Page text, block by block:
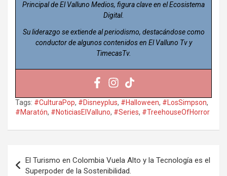
Principal de El Valluno Medios, figura clave en el Ecosistema
Digital.
Su liderazgo se extiende al periodismo, destacándose como
conductor de algunos contenidos en El Valluno Tv y
TimecasTv.
Tags: #CulturaPop, #Disneyplus, #Halloween, #LosSimpson,
#Maratón, #NoticiasElValluno, #Series, #TreehouseOfHorror
de
El Turismo en Colombia Vuela Alto y la Tecnología es el
Superpoder de la Sostenibilidad.